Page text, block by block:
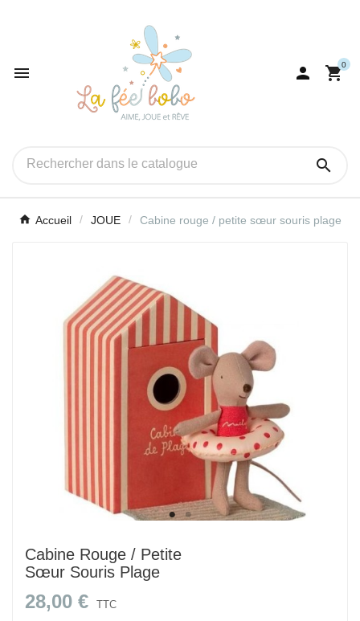
  0

Accueil JOUE Cabine rouge / petite sœur souris plage
Cabine Rouge / Petite
Sœur Souris Plage
28,00 € TTC